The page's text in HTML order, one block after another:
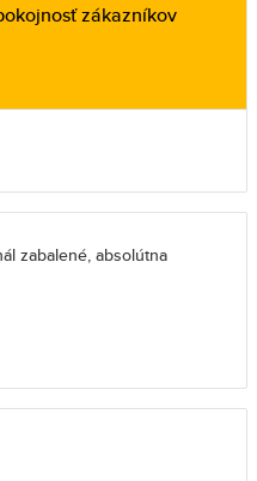
zákazníkov
zabalené, absolútna